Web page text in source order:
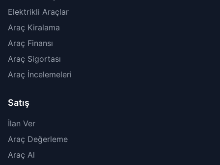
Elektrikli Araçlar
Araç Kiralama
Araç Finansı
Araç Sigortası
Araç İncelemeleri
Satış
İlan Ver
Araç Değerleme
Araç Al